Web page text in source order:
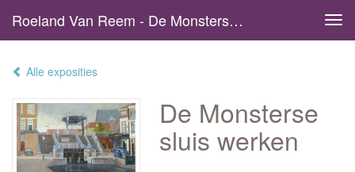
Roeland Van Reem - De Monsterse Sluis Werken
Alle exposities
De Monsterse
sluis werken